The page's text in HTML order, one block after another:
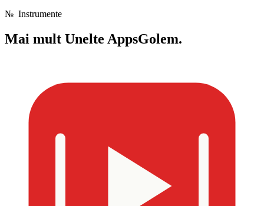
№ Instrumente
Mai mult Unelte AppsGolem.